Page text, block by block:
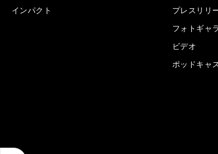
インパクト
プレスリリ
フォトギャ
ビデオ
ポッドキャ